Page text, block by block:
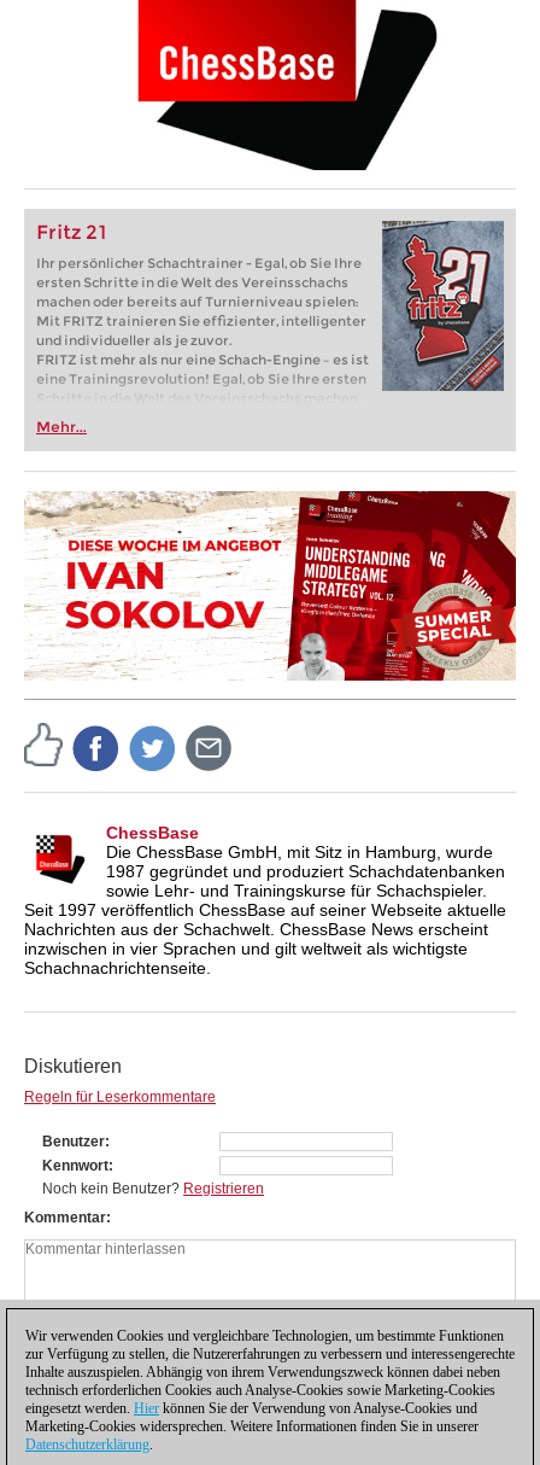
Fritz 21
Ihr persönlicher Schachtrainer - Egal, ob Sie Ihre
ersten Schritte in die Welt des Vereinsschachs
machen oder bereits auf Turnierniveau spielen:
Mit FRITZ trainieren Sie effizienter, intelligenter
und individueller als je zuvor.
FRITZ ist mehr als nur eine Schach-Engine – es ist
eine Trainingsrevolution! Egal, ob Sie Ihre ersten
Schritte in die Welt des Vereinsschachs machen
oder bereits auf Turnierniveau spielen: Mit
FRITZ trainieren Sie effizienter, intelligenter und
individueller als je zuvor.
Mehr...
ChessBase
Die ChessBase GmbH, mit Sitz in Hamburg, wurde
1987 gegründet und produziert Schachdatenbanken
sowie Lehr- und Trainingskurse für Schachspieler.
Seit 1997 veröffentlich ChessBase auf seiner Webseite aktuelle
Nachrichten aus der Schachwelt. ChessBase News erscheint
inzwischen in vier Sprachen und gilt weltweit als wichtigste
Schachnachrichtenseite.
Diskutieren
Regeln für Leserkommentare
Benutzer
Kennwort
Noch kein Benutzer? Registrieren
Kommentar
Wir verwenden Cookies und vergleichbare Technologien, um bestimmte Funktionen
zur Verfügung zu stellen, die Nutzererfahrungen zu verbessern und interessengerechte
Inhalte auszuspielen. Abhängig von ihrem Verwendungszweck können dabei neben
technisch erforderlichen Cookies auch Analyse-Cookies sowie Marketing-Cookies
eingesetzt werden. Hier können Sie der Verwendung von Analyse-Cookies und
Marketing-Cookies widersprechen. Weitere Informationen finden Sie in unserer
Datenschutzerklärung.